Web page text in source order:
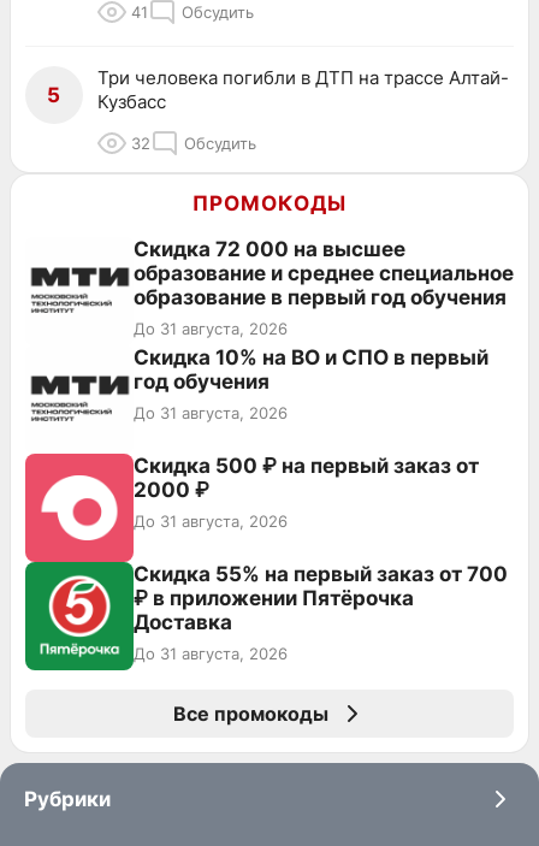
41 Обсудить
5
Три человека погибли в ДТП на трассе Алтай-
Кузбасс
32 Обсудить
ПРОМОКОДЫ
Скидка 72 000 на высшее
образование и среднее специальное
образование в первый год обучения
До 31 августа, 2026
Скидка 10% на ВО и СПО в первый
год обучения
До 31 августа, 2026
Скидка 500 ₽ на первый заказ от
2000 ₽
До 31 августа, 2026
Скидка 55% на первый заказ от 700
₽ в приложении Пятёрочка
Доставка
До 31 августа, 2026
Все промокоды
Рубрики